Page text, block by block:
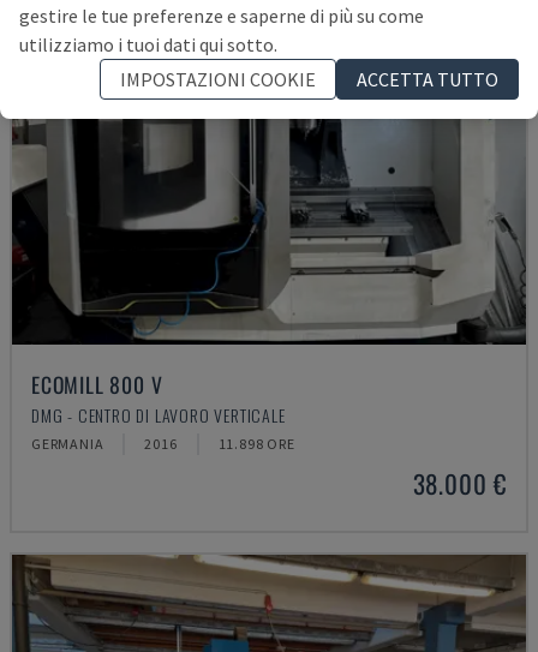
ECOMILL 800 V
DMG - CENTRO DI LAVORO VERTICALE
GERMANIA 2016 11.898 ORE
38.000 €
gestire le tue preferenze e saperne di più su come
utilizziamo i tuoi dati qui sotto.
IMPOSTAZIONI COOKIE
ACCETTA TUTTO